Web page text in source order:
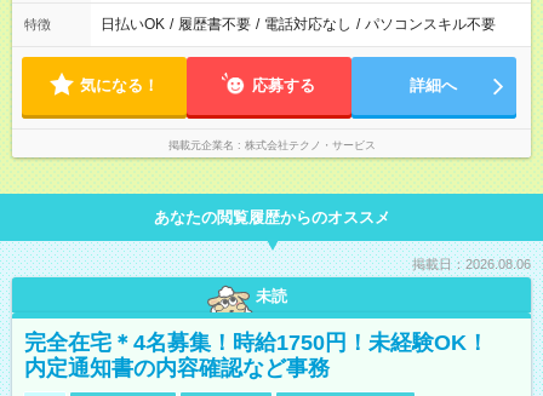
特徴 日払いOK / 履歴書不要 / 電話対応なし / パソコンスキル不要
気になる！ 応募する 詳細へ
掲載元企業名 株式会社テクノ・サービス
あなたの閲覧履歴からのオススメ
掲載日：2026.08.06
未読
完全在宅＊4名募集！時給1750円！未経験OK！
内定通知書の内容確認など事務